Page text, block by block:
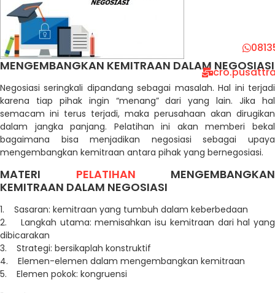
MENGEMBANGKAN KEMITRAAN DALAM NEGOSIASI
Negosiasi seringkali dipandang sebagai masalah. Hal ini terjadi
karena tiap pihak ingin “menang” dari yang lain. Jika hal
semacam ini terus terjadi, maka perusahaan akan dirugikan
dalam jangka panjang. Pelatihan ini akan memberi bekal
bagaimana bisa menjadikan negosiasi sebagai upaya
mengembangkan kemitraan antara pihak yang bernegosiasi.
MATERI PELATIHAN MENGEMBANGKAN
KEMITRAAN DALAM NEGOSIASI
1. Sasaran: kemitraan yang tumbuh dalam keberbedaan
2. Langkah utama: memisahkan isu kemitraan dari hal yang
dibicarakan
3. Strategi: bersikaplah konstruktif
4. Elemen-elemen dalam mengembangkan kemitraan
5. Elemen pokok: kongruensi